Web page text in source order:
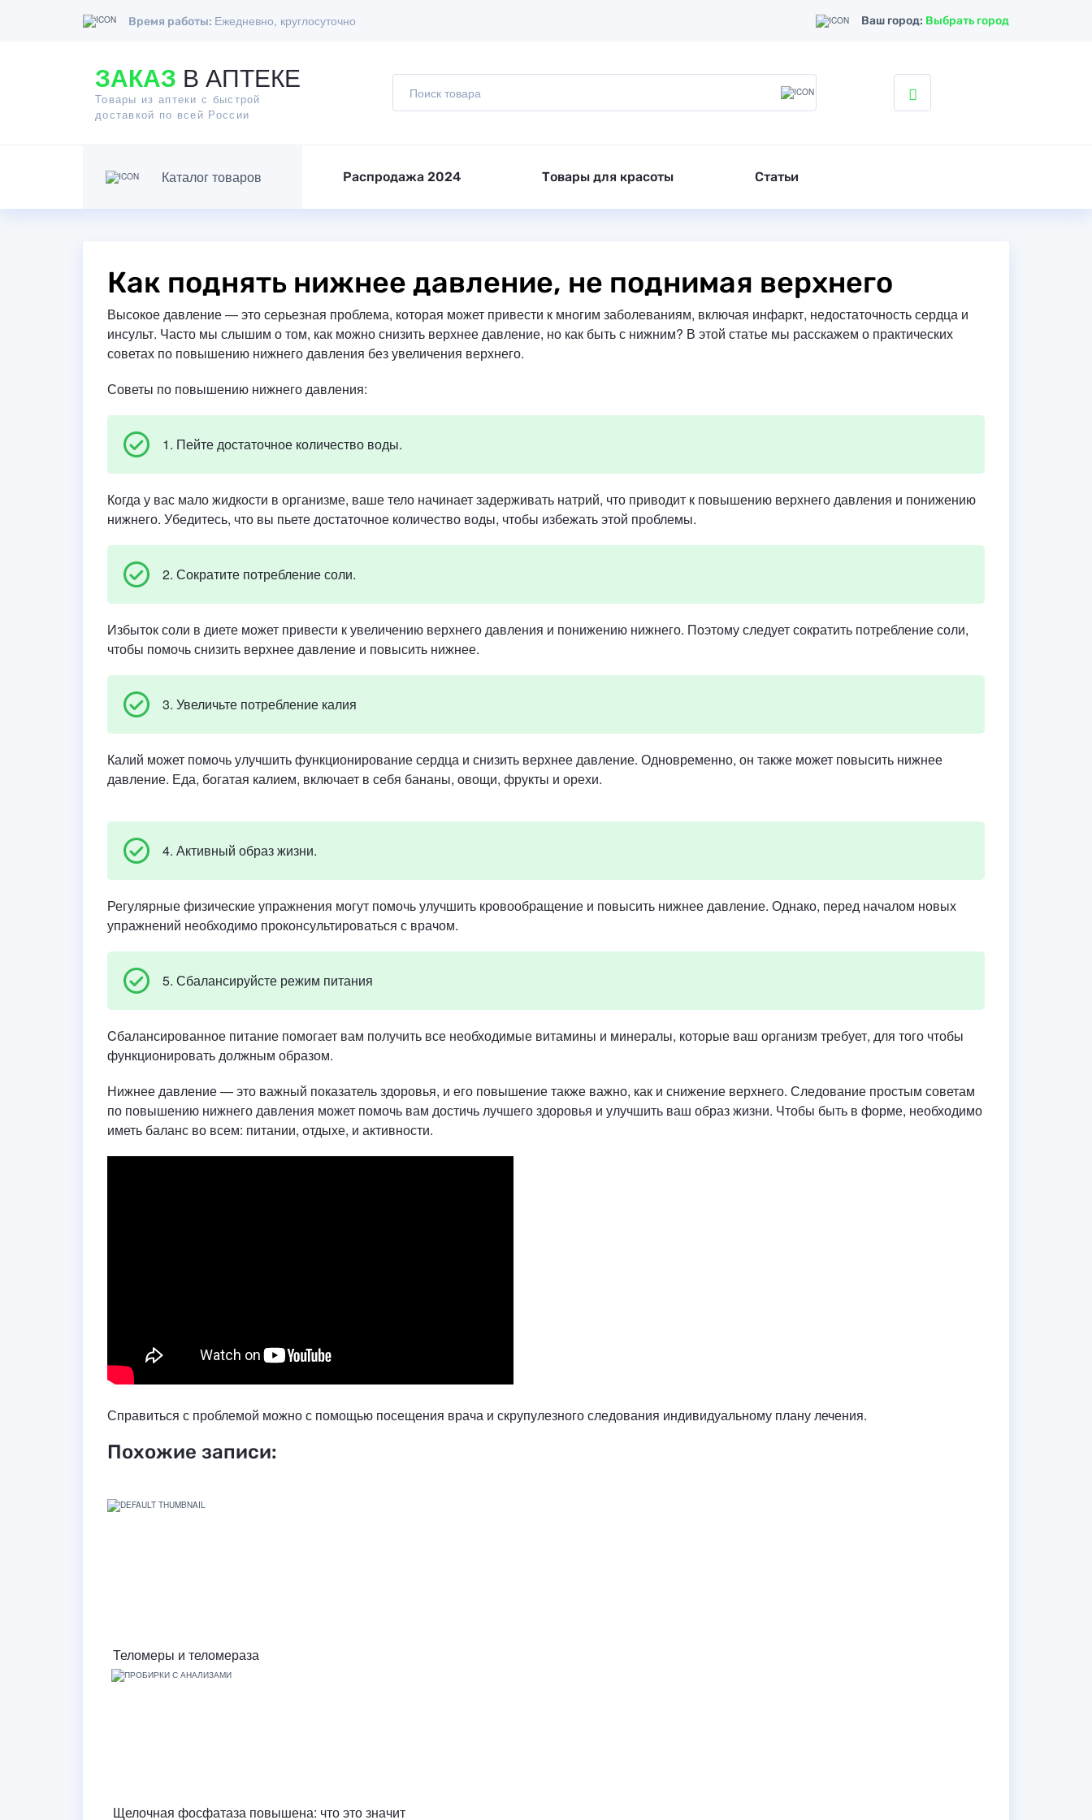
Время работы: Ежедневно, круглосуточно Ваш город: Выбрать город
ЗАКАЗ В АПТЕКЕ
Товары из аптеки с быстрой
доставкой по всей России
Каталог товаров Распродажа 2024 Товары для красоты Статьи
Как поднять нижнее давление, не поднимая верхнего
Высокое давление — это серьезная проблема, которая может привести к многим заболеваниям, включая инфаркт, недостаточность сердца и
инсульт. Часто мы слышим о том, как можно снизить верхнее давление, но как быть с нижним? В этой статье мы расскажем о практических
советах по повышению нижнего давления без увеличения верхнего.
Советы по повышению нижнего давления:
1. Пейте достаточное количество воды.
Когда у вас мало жидкости в организме, ваше тело начинает задерживать натрий, что приводит к повышению верхнего давления и понижению
нижнего. Убедитесь, что вы пьете достаточное количество воды, чтобы избежать этой проблемы.
2. Сократите потребление соли.
Избыток соли в диете может привести к увеличению верхнего давления и понижению нижнего. Поэтому следует сократить потребление соли,
чтобы помочь снизить верхнее давление и повысить нижнее.
3. Увеличьте потребление калия
Калий может помочь улучшить функционирование сердца и снизить верхнее давление. Одновременно, он также может повысить нижнее
давление. Еда, богатая калием, включает в себя бананы, овощи, фрукты и орехи.
4. Активный образ жизни.
Регулярные физические упражнения могут помочь улучшить кровообращение и повысить нижнее давление. Однако, перед началом новых
упражнений необходимо проконсультироваться с врачом.
5. Сбалансируйсте режим питания
Cбалансированное питание помогает вам получить все необходимые витамины и минералы, которые ваш организм требует, для того чтобы
функционировать должным образом.
Нижнее давление — это важный показатель здоровья, и его повышение также важно, как и снижение верхнего. Следование простым советам
по повышению нижнего давления может помочь вам достичь лучшего здоровья и улучшить ваш образ жизни. Чтобы быть в форме, необходимо
иметь баланс во всем: питании, отдыхе, и активности.
Справиться с проблемой можно с помощью посещения врача и скрупулезного следования индивидуальному плану лечения.
Похожие записи:
Теломеры и теломераза
Щелочная фосфатаза повышена: что это значит